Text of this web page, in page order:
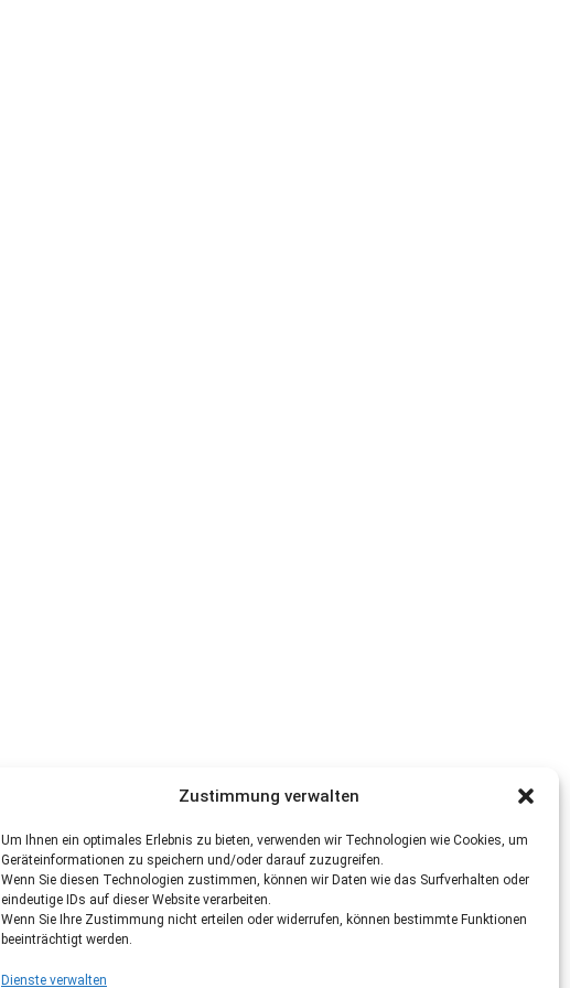
Zustimmung verwalten
Um Ihnen ein optimales Erlebnis zu bieten, verwenden wir Technologien wie Cookies, um
Geräteinformationen zu speichern und/oder darauf zuzugreifen.
Wenn Sie diesen Technologien zustimmen, können wir Daten wie das Surfverhalten oder
eindeutige IDs auf dieser Website verarbeiten.
Wenn Sie Ihre Zustimmung nicht erteilen oder widerrufen, können bestimmte Funktionen
beeinträchtigt werden.
Dienste verwalten